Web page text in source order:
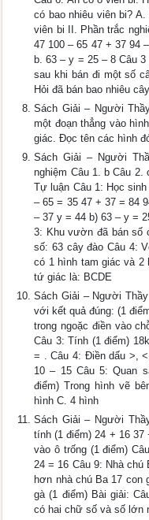
có bao nhiêu viên bi?
viên bi II. Phần trắc
47 100 – 65 47 + 37 94
b. 63 – y = 25 – 8 Câu
sau khi bán đi một số
Hỏi đã bán bao nhiêu
Sách Giải – Người
một đoạn thẳng vào
giác. Đọc tên các hình
Sách Giải – Người
nghiệm Câu 1. b Câu
Tự luận Câu 1: Học
– 65 = 35 47 + 37 = 84
– 37 y = 44 b) 63 – y =
3: Khu vườn đã bán số
số: 63 cây đào Câu 4:
có 1 hình tam giác và 2
tứ giác là: BCDE
Sách Giải – Người
với kết quả đúng: (1
trong ngoặc điền vào
Câu 3: Tính (1 điểm)
= . Câu 4: Điền dấu >,
10 – 15 Câu 5: Quan
điểm) Trong hình vẽ
hình C. 4 hình
Sách Giải – Người
tính (1 điểm) 24 + 16
vào ô trống (1 điểm)
24 = 16 Câu 9: Nhà chú
hơn nhà chú Ba 17 con
gà (1 điểm) Bài giải:
có hai chữ số và số lớn